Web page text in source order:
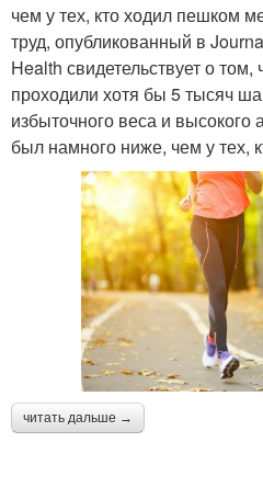
чем у тех, кто ходил пешком
труд, опубликованный в
Health свидетельствует о
проходили хотя бы 5 тысяч
избыточного веса и высокого
был намного ниже, чем у тех,
читать дальше →